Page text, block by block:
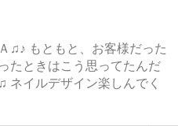
♫♪ もともと、お客様だった
たときはこう思ってたんだ
ネイルデザイン楽しんでく